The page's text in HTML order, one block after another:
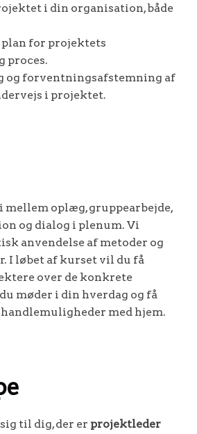
i din organisation, både
plan for projektets
proces.
og forventningsafstemning af
i projektet.
mellem oplæg, gruppearbejde,
og dialog i plenum. Vi
anvendelse af metoder og
I løbet af kurset vil du få
over de konkrete
møder i din hverdag og få
med hjem.
til dig, der er projektleder